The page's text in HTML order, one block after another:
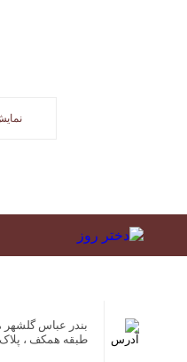
بندر عباس گلشهر
طبقه همکف ، پلاک46